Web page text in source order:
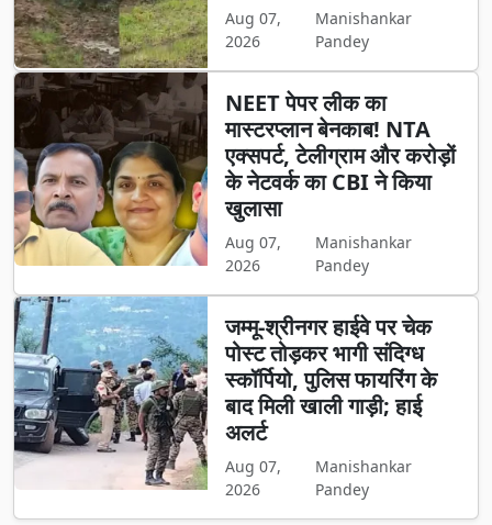
Aug 07,
2026
Manishankar
Pandey
NEET पेपर लीक का
मास्टरप्लान बेनकाब! NTA
एक्सपर्ट, टेलीग्राम और करोड़ों
के नेटवर्क का CBI ने किया
खुलासा
Aug 07,
2026
Manishankar
Pandey
जम्मू-श्रीनगर हाईवे पर चेक
पोस्ट तोड़कर भागी संदिग्ध
स्कॉर्पियो, पुलिस फायरिंग के
बाद मिली खाली गाड़ी; हाई
अलर्ट
Aug 07,
2026
Manishankar
Pandey